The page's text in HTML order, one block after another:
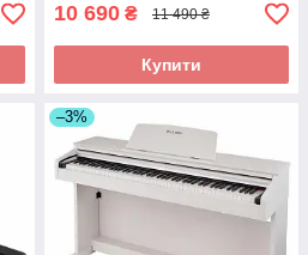
10 690 ₴ 11 490 ₴
Купити
–3%